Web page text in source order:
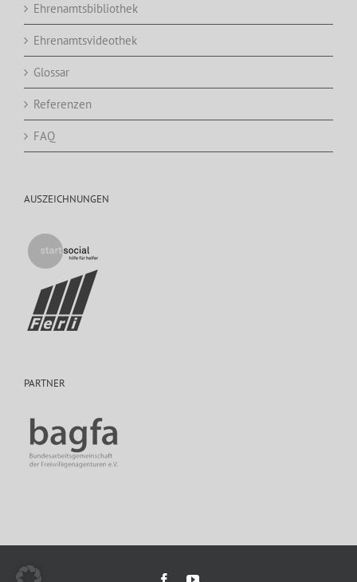
Ehrenamtsbibliothek
Ehrenamtsvideothek
Glossar
Referenzen
FAQ
AUSZEICHNUNGEN
PARTNER
FacebookYouTube